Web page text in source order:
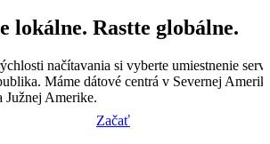
lokálne. Rastte globálne.
načítavania si vyberte umiestnenie
Máme dátové centrá v Severnej
Južnej Amerike.
Začať